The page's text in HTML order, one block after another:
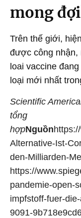
mong
Trên thế giới,
được công nhận,
loai vaccine
loại mới nhất
Scientific
tổng
hợpNguồn
Alternative-Ist-
den-Milliarden-
https://
pandemie-open-
impfstoff-fuer-
9091-